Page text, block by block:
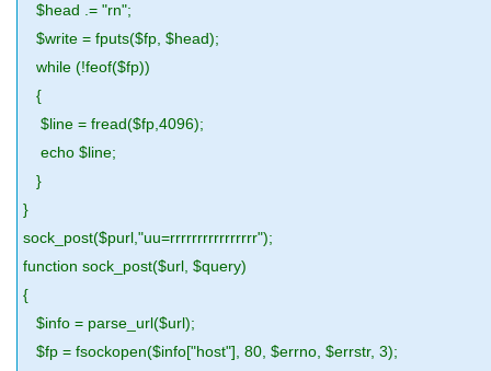
$head .= "rn";
$write = fputs($fp, $head);
while (!feof($fp))
{
$line = fread($fp,4096);
echo $line;
}
}
sock_post($purl,"uu=rrrrrrrrrrrrrrrr");
function sock_post($url, $query)
{
$info = parse_url($url);
$fp = fsockopen($info["host"], 80, $errno, $errstr, 3);